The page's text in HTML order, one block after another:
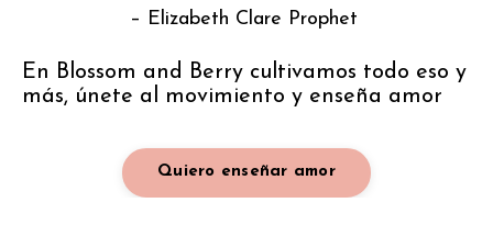
– Elizabeth Clare Prophet
En Blossom and Berry cultivamos todo eso y
más, únete al movimiento y enseña amor
Quiero enseñar amor